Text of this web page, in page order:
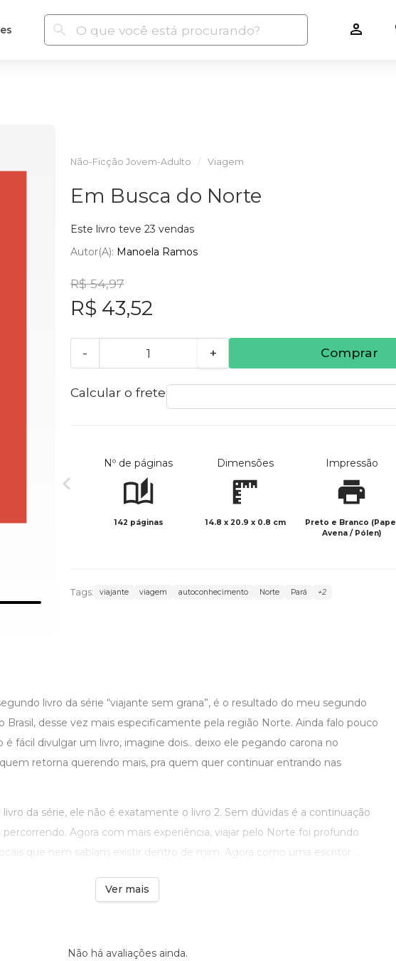
Não-Ficção Jovem-Adulto Viagem
Em Busca do Norte
Este livro teve 23 vendas
Autor(a): Manoela Ramos
R$ 54,97
R$ 43,52
- + Comprar
Calcular o frete
Nº de páginas
142 páginas
Dimensões
14.8 x 20.9 x 0.8 cm
Impressão
Preto e Branco (Papel
Avena / Pólen)
Tags: viajante viagem autoconhecimento Norte Pará +2
livro da série “viajante sem grana”, é o resultado do meu segundo
Brasil, desse vez mais especificamente pela região Norte. Ainda falo pouco
é fácil divulgar um livro, imagine dois.. deixo ele pegando carona no
retorna querendo mais, pra quem quer continuar entrando nas
da série, ele não é exatamente o livro 2. Sem dúvidas é a continuação
Agora com mais experiência, viajar pelo Norte foi profundo
que nem sabiam existir dentro de mim. Agora como uma escritor ...
Ver mais
Não há avaliações ainda.